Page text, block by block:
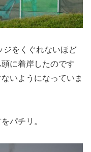
ジをくぐれないほど
に着岸したのです
いようになっていま
パチリ。